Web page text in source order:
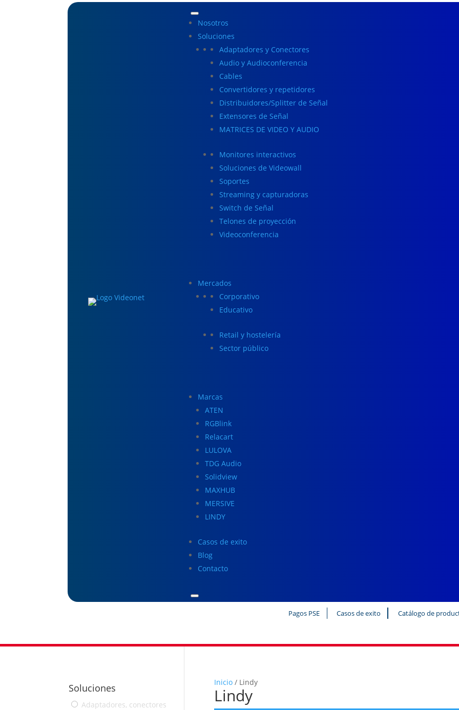
Nosotros
Soluciones
Adaptadores y Conectores
Audio y Audioconferencia
Cables
Convertidores y repetidores
Distribuidores/Splitter de Señal
Extensores de Señal
MATRICES DE VIDEO Y AUDIO
Monitores interactivos
Soluciones de Videowall
Soportes
Streaming y capturadoras
Switch de Señal
Telones de proyección
Videoconferencia
Mercados
Corporativo
Educativo
Retail y hostelería
Sector público
Marcas
ATEN
RGBlink
Relacart
LULOVA
TDG Audio
Solidview
MAXHUB
MERSIVE
LINDY
Casos de exito
Blog
Contacto
Pagos PSE Casos de exito Catálogo de
Inicio/ Lindy
Lindy
Soluciones
Adaptadores, conectores